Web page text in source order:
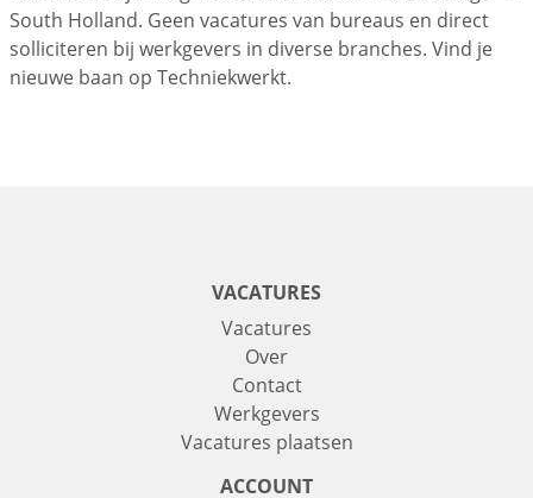
South Holland. Geen vacatures van bureaus en direct
solliciteren bij werkgevers in diverse branches. Vind je
nieuwe baan op Techniekwerkt.
VACATURES
Vacatures
Over
Contact
Werkgevers
Vacatures plaatsen
ACCOUNT